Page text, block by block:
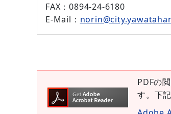
FAX ：0894-24-6180
E-Mail ：
PDFの
す。下